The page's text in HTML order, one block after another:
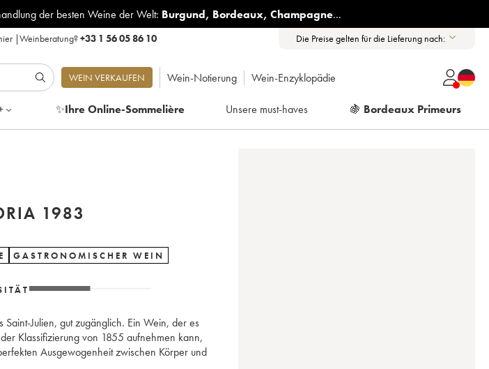
der besten Weine der Welt: Burgund, Bordeaux, Champagne...
|Weinberatung?+33 1 56 05 86 10 Die Preise gelten für die Lieferung nach:
WEIN VERKAUFEN Wein-Notierung Wein-Enzyklopädie
✨Ihre Online-Sommelière Unsere must-haves 🍇 Bordeaux Primeurs
CHÂTEAU GLORIA 1983
GASTRONOMISCHER WEIN
Saint-Julien, gut zugänglich. Ein Wein, der es
Klassifizierung von 1855 aufnehmen kann,
Ausgewogenheit zwischen Körper und